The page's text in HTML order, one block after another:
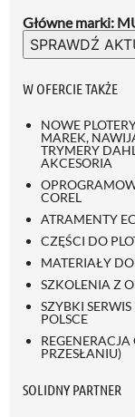
Główne marki:
SPRAWDŹ
W OFERCIE TAKŻE
NOWE
MAREK,
TRYMERY
AKCESORIA
COREL
ATRAMENTY
CZĘŚCI DO
MATERIAŁY
SZKOLENIA Z
SZYBKI
POLSCE
PRZESŁANIU)
SOLIDNY PARTNER